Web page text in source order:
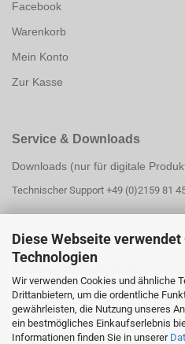
Diese Webseite
Technologien
Wir verwenden Cookies und ähnliche
Drittanbietern, um die ordentliche
gewährleisten, die Nutzung unseres
ein bestmögliches Einkaufserlebnis
Informationen finden Sie in unserer
Facebook
Warenkorb
Mein Konto
Zur Kasse
Service & Downloads
Downloads (nur für digitale
Technischer Support +49 (0)2159 81
Zahlungsmöglichk
PayPal
PayPal Ratenzahlung